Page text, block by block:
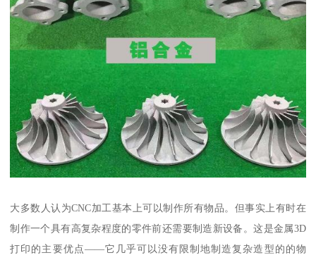
大多数人认为CNC加工基本上可以制作所有物品。但事实上有时在
制作一个具有高复杂程度的零件前还需要制造新设备。这是金属3D
打印的主要优点——它几乎可以没有限制地制造复杂造型的的物